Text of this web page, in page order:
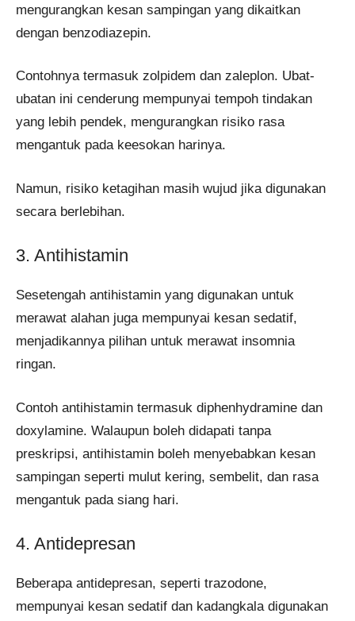
mengurangkan kesan sampingan yang dikaitkan
dengan benzodiazepin.
Contohnya termasuk zolpidem dan zaleplon. Ubat-
ubatan ini cenderung mempunyai tempoh tindakan
yang lebih pendek, mengurangkan risiko rasa
mengantuk pada keesokan harinya.
Namun, risiko ketagihan masih wujud jika digunakan
secara berlebihan.
3. Antihistamin
Sesetengah antihistamin yang digunakan untuk
merawat alahan juga mempunyai kesan sedatif,
menjadikannya pilihan untuk merawat insomnia
ringan.
Contoh antihistamin termasuk diphenhydramine dan
doxylamine. Walaupun boleh didapati tanpa
preskripsi, antihistamin boleh menyebabkan kesan
sampingan seperti mulut kering, sembelit, dan rasa
mengantuk pada siang hari.
4. Antidepresan
Beberapa antidepresan, seperti trazodone,
mempunyai kesan sedatif dan kadangkala digunakan